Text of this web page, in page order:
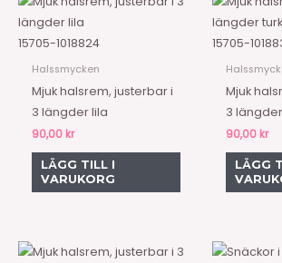
15705-1018824
Halssmycken
Mjuk halsrem, justerbar i
3 längder lila
90,00 kr
LÄGG TILL I
VARUKORG
15705-
Mjuk
3
90,00 kr
LÄGG